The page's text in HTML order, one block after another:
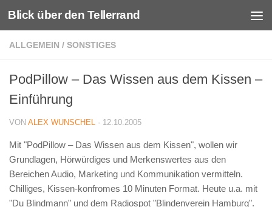
Unter dem Inhalt
Blick über den Tellerrand
ALLGEMEIN / SONSTIGES
PodPillow – Das Wissen aus dem Kissen –
Einführung
VON ALEX WUNSCHEL · 12.10.2005
Mit "PodPillow – Das Wissen aus dem Kissen", wollen wir
Grundlagen, Hörwürdiges und Merkenswertes aus den
Bereichen Audio, Marketing und Kommunikation vermitteln.
Chilliges, Kissen-konfromes 10 Minuten Format. Heute u.a. mit
"Du Blindmann" und dem Radiospot "Blindenverein Hamburg".